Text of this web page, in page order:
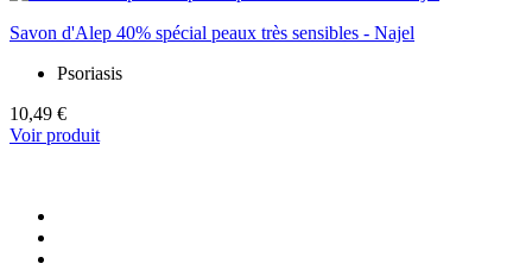
Savon d'Alep 40% spécial peaux très sensibles - Najel
Psoriasis
10,49 €
Voir produit